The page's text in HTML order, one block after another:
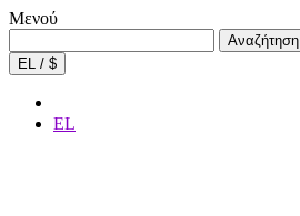
Μενού
για:
Αναζήτηση
EL / $
EL